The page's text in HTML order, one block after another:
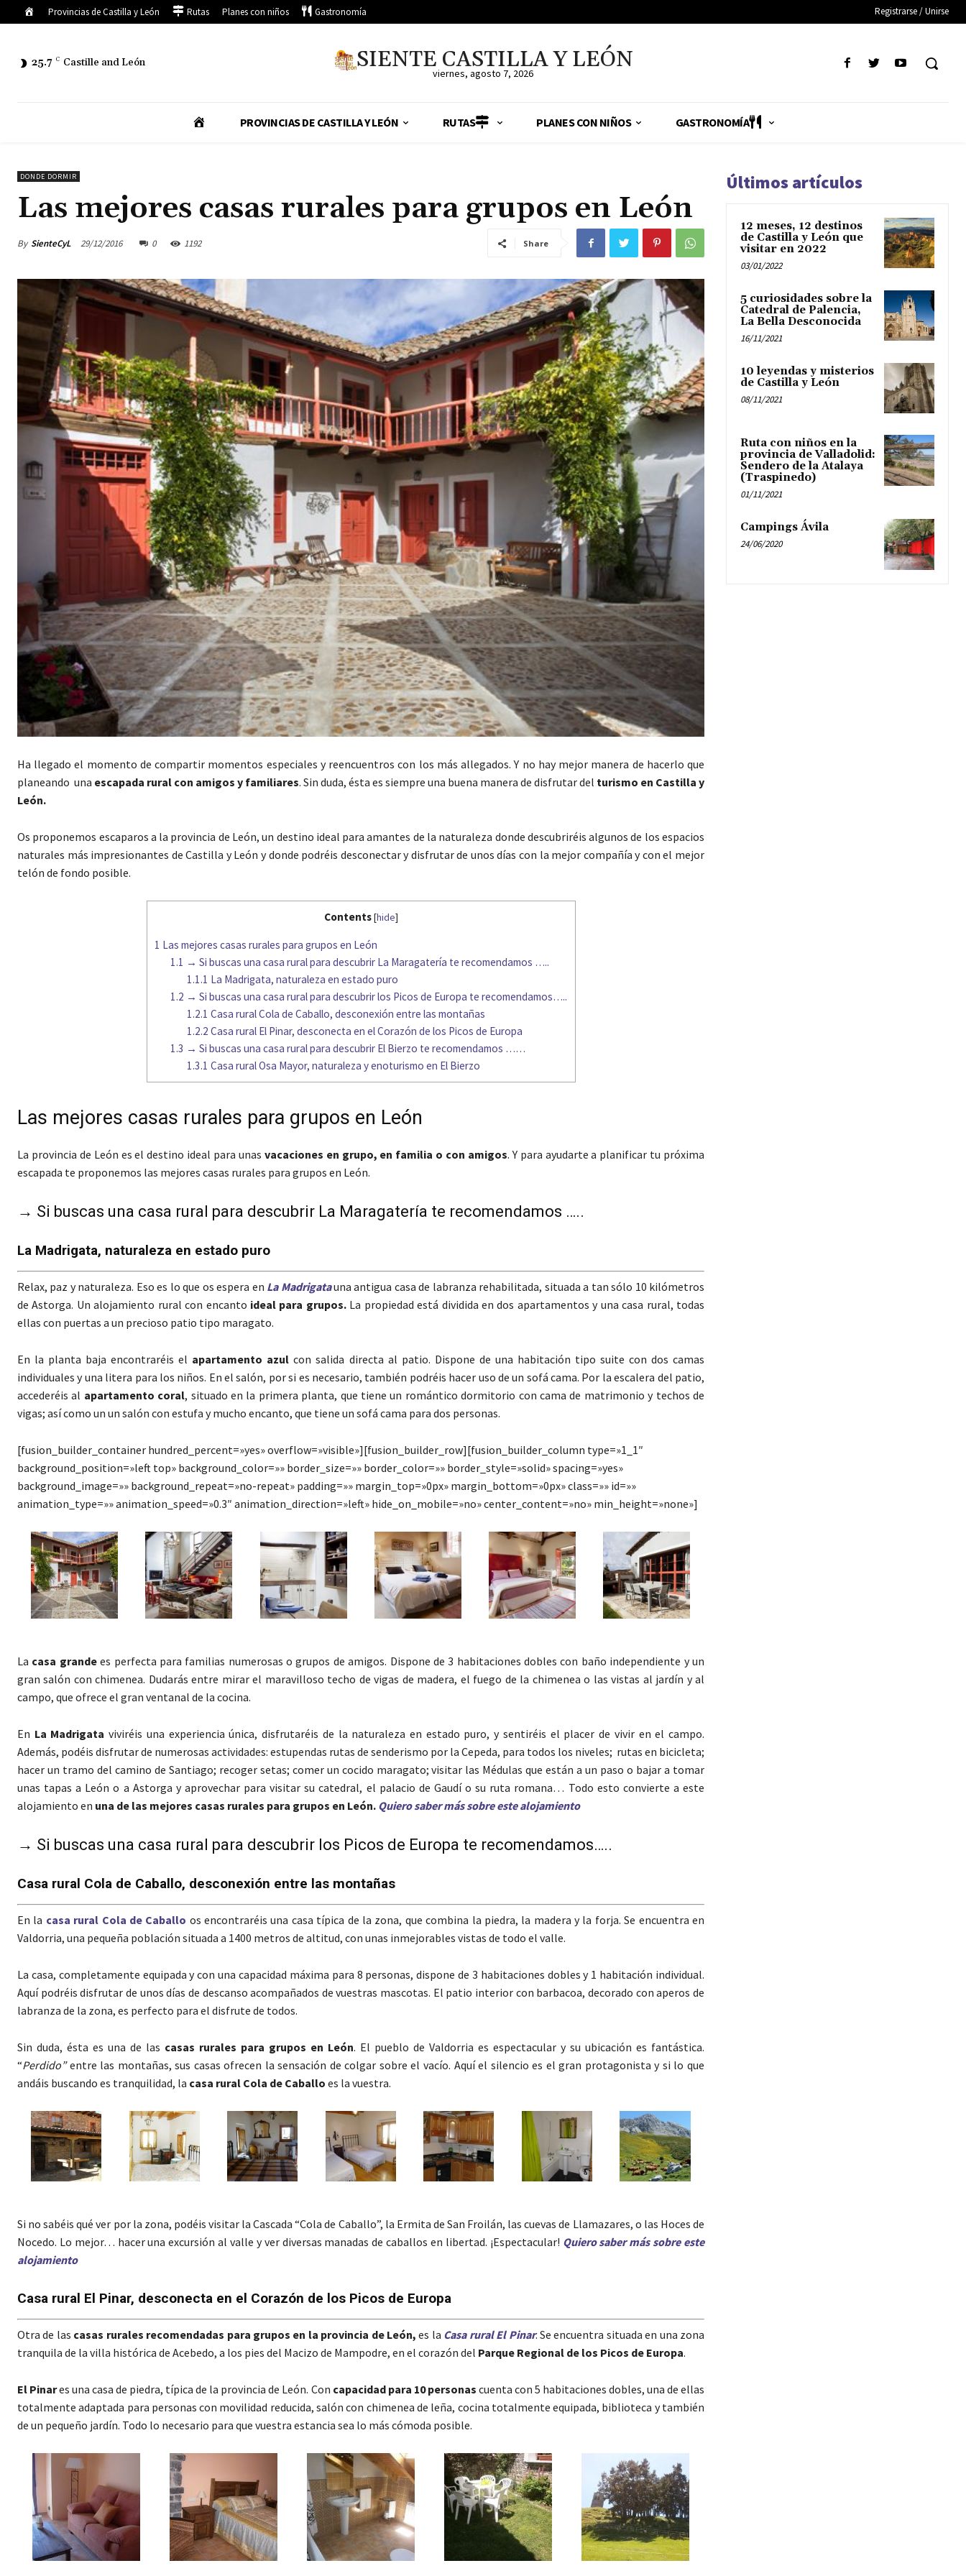
InicioProvincias de Castilla y León Rutas Planes con niños Gastronomía Registrarse / Unirse
25.7 C Castille and León SIENTE CASTILLA Y LEÓN
viernes, agosto 7, 2026
I
I
I
O
PROVINCIAS DE CASTILLA Y LEÓN RUTAS PLANES CON NIÑOS GASTRONOMÍA
DONDE DORMIR
Las mejores casas rurales para grupos en León
By SienteCyL 29/12/2016 0 1192 Share
Ha llegado el momento de compartir momentos especiales y reencuentros con los más allegados. Y no hay mejor manera de hacerlo que
planeando una escapada rural con amigos y familiares. Sin duda, ésta es siempre una buena manera de disfrutar del turismo en Castilla y
León.
Os proponemos escaparos a la provincia de León, un destino ideal para amantes de la naturaleza donde descubriréis algunos de los espacios
naturales más impresionantes de Castilla y León y donde podréis desconectar y disfrutar de unos días con la mejor compañía y con el mejor
telón de fondo posible.
Contents [hide]
1 Las mejores casas rurales para grupos en León
1.1 → Si buscas una casa rural para descubrir La Maragatería te recomendamos …..
1.1.1 La Madrigata, naturaleza en estado puro
1.2 → Si buscas una casa rural para descubrir los Picos de Europa te recomendamos…..
1.2.1 Casa rural Cola de Caballo, desconexión entre las montañas
1.2.2 Casa rural El Pinar, desconecta en el Corazón de los Picos de Europa
1.3 → Si buscas una casa rural para descubrir El Bierzo te recomendamos ……
1.3.1 Casa rural Osa Mayor, naturaleza y enoturismo en El Bierzo
Las mejores casas rurales para grupos en León
La provincia de León es el destino ideal para unas vacaciones en grupo, en familia o con amigos. Y para ayudarte a planificar tu próxima
escapada te proponemos las mejores casas rurales para grupos en León.
→ Si buscas una casa rural para descubrir La Maragatería te recomendamos …..
La Madrigata, naturaleza en estado puro
Relax, paz y naturaleza. Eso es lo que os espera en La Madrigatauna antigua casa de labranza rehabilitada, situada a tan sólo 10 kilómetros
de Astorga. Un alojamiento rural con encanto ideal para grupos. La propiedad está dividida en dos apartamentos y una casa rural, todas
ellas con puertas a un precioso patio tipo maragato.
En la planta baja encontraréis el apartamento azulcon salida directa al patio. Dispone de una habitación tipo suite con dos camas
individuales y una litera para los niños. En el salón, por si es necesario, también podréis hacer uso de un sofá cama. Por la escalera del patio,
accederéis al apartamento coral, situado en la primera planta, que tiene un romántico dormitorio con cama de matrimonio y techos de
vigas; así como un un salón con estufa y mucho encanto, que tiene un sofá cama para dos personas.
[fusion_builder_container hundred_percent=»yes» overflow=»visible»][fusion_builder_row][fusion_builder_column type=»1_1″
background_position=»left top» background_color=»» border_size=»» border_color=»» border_style=»solid» spacing=»yes»
background_image=»» background_repeat=»no-repeat» padding=»» margin_top=»0px» margin_bottom=»0px» class=»» id=»»
animation_type=»» animation_speed=»0.3″ animation_direction=»left» hide_on_mobile=»no» center_content=»no» min_height=»none»]
La casa grandees perfecta para familias numerosas o grupos de amigos. Dispone de 3 habitaciones dobles con baño independiente y un
gran salón con chimenea. Dudarás entre mirar el maravilloso techo de vigas de madera, el fuego de la chimenea o las vistas al jardín y al
campo, que ofrece el gran ventanal de la cocina.
En La Madrigataviviréis una experiencia única, disfrutaréis de la naturaleza en estado puro, y sentiréis el placer de vivir en el campo.
Además, podéis disfrutar de numerosas actividades: estupendas rutas de senderismo por la Cepeda, para todos los niveles; rutas en bicicleta;
hacer un tramo del camino de Santiago; recoger setas; comer un cocido maragato; visitar las Médulas que están a un paso o bajar a tomar
unas tapas a León o a Astorga y aprovechar para visitar su catedral, el palacio de Gaudí o su ruta romana… Todo esto convierte a este
alojamiento en una de las mejores casas rurales para grupos en León. Quiero saber más sobre este alojamiento
→ Si buscas una casa rural para descubrir los Picos de Europa te recomendamos…..
Casa rural Cola de Caballo, desconexión entre las montañas
En la casa rural Cola de Caballo os encontraréis una casa típica de la zona, que combina la piedra, la madera y la forja. Se encuentra en
Valdorria, una pequeña población situada a 1400 metros de altitud, con unas inmejorables vistas de todo el valle.
La casa, completamente equipada y con una capacidad máxima para 8 personas, dispone de 3 habitaciones dobles y 1 habitación individual.
Aquí podréis disfrutar de unos días de descanso acompañados de vuestras mascotas. El patio interior con barbacoa, decorado con aperos de
labranza de la zona, es perfecto para el disfrute de todos.
Sin duda, ésta es una de las casas rurales para grupos en León. El pueblo de Valdorria es espectacular y su ubicación es fantástica.
“Perdido”entre las montañas, sus casas ofrecen la sensación de colgar sobre el vacío. Aquí el silencio es el gran protagonista y si lo que
andáis buscando es tranquilidad, la casa rural Cola de Caballo es la vuestra.
Si no sabéis qué ver por la zona, podéis visitar la Cascada “Cola de Caballo”, la Ermita de San Froilán, las cuevas de Llamazares, o las Hoces de
Nocedo. Lo mejor… hacer una excursión al valle y ver diversas manadas de caballos en libertad. ¡Espectacular! Quiero saber más sobre este
alojamiento
Casa rural El Pinar, desconecta en el Corazón de los Picos de Europa
Otra de las casas rurales recomendadas para grupos en la provincia de León, es la Casa rural El Pinar. Se encuentra situada en una zona
tranquila de la villa histórica de Acebedo, a los pies del Macizo de Mampodre, en el corazón del Parque Regional de los Picos de Europa.
El Pinares una casa de piedra, típica de la provincia de León. Con capacidad para 10 personas cuenta con 5 habitaciones dobles, una de ellas
totalmente adaptada para personas con movilidad reducida, salón con chimenea de leña, cocina totalmente equipada, biblioteca y también
de un pequeño jardín. Todo lo necesario para que vuestra estancia sea lo más cómoda posible.
Últimos artículos
12 meses, 12 destinos
de Castilla y León que
visitar en 2022
03/01/2022
5 curiosidades sobre la
Catedral de Palencia,
La Bella Desconocida
16/11/2021
10 leyendas y misterios
de Castilla y León
08/11/2021
Ruta con niños en la
provincia de Valladolid:
Sendero de la Atalaya
(Traspinedo)
01/11/2021
Campings Ávila
24/06/2020